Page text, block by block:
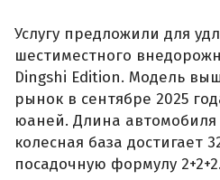
Услугу предложили для
шестиместного
Dingshi Edition. Модель
рынок в сентябре 2025
юаней. Длина автомобиля
колесная база достигает
посадочную формулу 2+2+2.